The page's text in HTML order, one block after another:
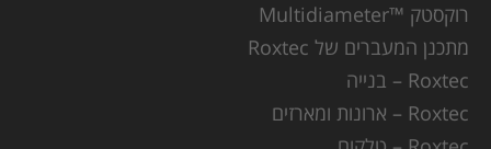
רוקסטק ™Multidiameter
מתכנן המעברים של Roxtec
Roxtec – בנייה
Roxtec – ארונות ומארזים